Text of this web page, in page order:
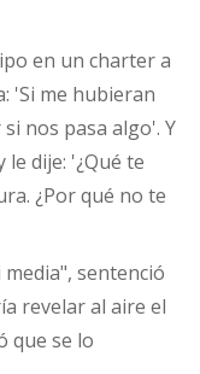
en un charter a
'Si me hubieran
nos pasa algo'. Y
dije: '¿Qué te
¿Por qué no te
sentenció
revelar al aire el
que se lo